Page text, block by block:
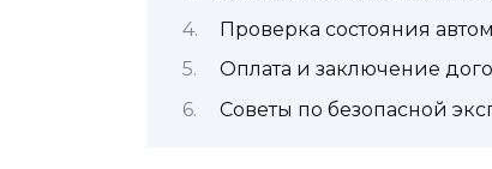
Проверка состояния
Оплата и заключение
Советы по безопасной